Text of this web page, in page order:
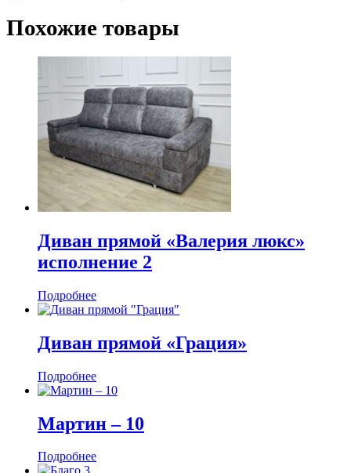
Похожие товары
Диван прямой «Валерия люкс»
исполнение 2
Подробнее
Диван прямой «Грация»
Подробнее
Мартин ‒ 10
Подробнее